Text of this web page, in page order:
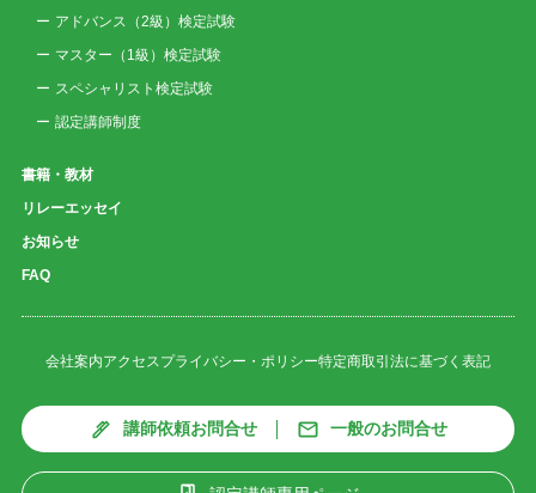
アドバンス（2級）検定試験
マスター（1級）検定試験
スペシャリスト検定試験
認定講師制度
書籍・教材
リレーエッセイ
お知らせ
FAQ
会社案内アクセスプライバシー・ポリシー特定商取引法に基づく表記
講師依頼お問合せ 一般のお問合せ